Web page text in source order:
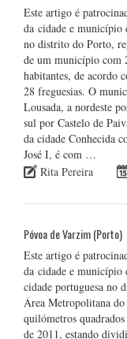
Este artigo é
da cidade e município
no distrito do Porto,
de um município com
habitantes, de acordo
28 freguesias. O
Lousada, a nordeste
sul por Castelo de
da cidade Conhecida
José I, é com …
Rita Pereira
Póvoa de Varzim (Porto)
Este artigo é
da cidade e município
cidade portuguesa no
Área Metropolitana
quilómetros
de 2011, estando